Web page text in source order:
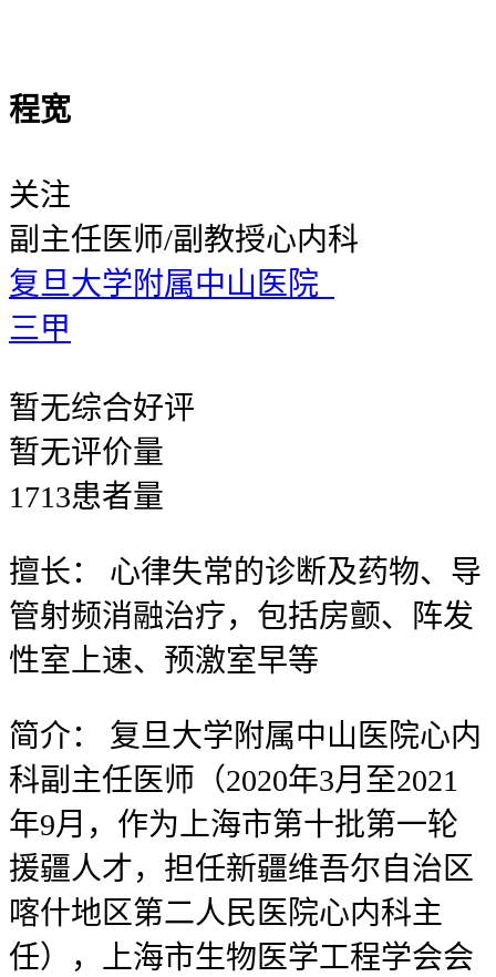
程宽
关注
副主任医师/副教授心内科
复旦大学附属中山医院
三甲
暂无综合好评
暂无评价量
1713患者量
擅长：
心律失常的诊断及药物、导
管射频消融治疗，包括房颤、阵发
性室上速、预激室早等
简介：
复旦大学附属中山医院心内
科副主任医师（2020年3月至2021
年9月，作为上海市第十批第一轮
援疆人才，担任新疆维吾尔自治区
喀什地区第二人民医院心内科主
任），上海市生物医学工程学会会